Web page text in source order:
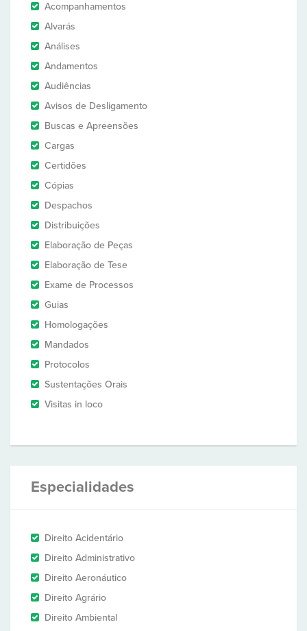
Acompanhamentos
Alvarás
Análises
Andamentos
Audiências
Avisos de Desligamento
Buscas e Apreensões
Cargas
Certidões
Cópias
Despachos
Distribuições
Elaboração de Peças
Elaboração de Tese
Exame de Processos
Guias
Homologações
Mandados
Protocolos
Sustentações Orais
Visitas in loco
Especialidades
Direito Acidentário
Direito Administrativo
Direito Aeronáutico
Direito Agrário
Direito Ambiental